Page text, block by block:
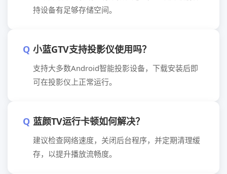
持设备有足够存储空间。
小蓝GTV支持投影仪使用吗？
支持大多数Android智能投影设备，下载安装后即
可在投影仪上正常运行。
蓝颜TV运行卡顿如何解决？
建议检查网络速度，关闭后台程序，并定期清理缓
存，以提升播放流畅度。